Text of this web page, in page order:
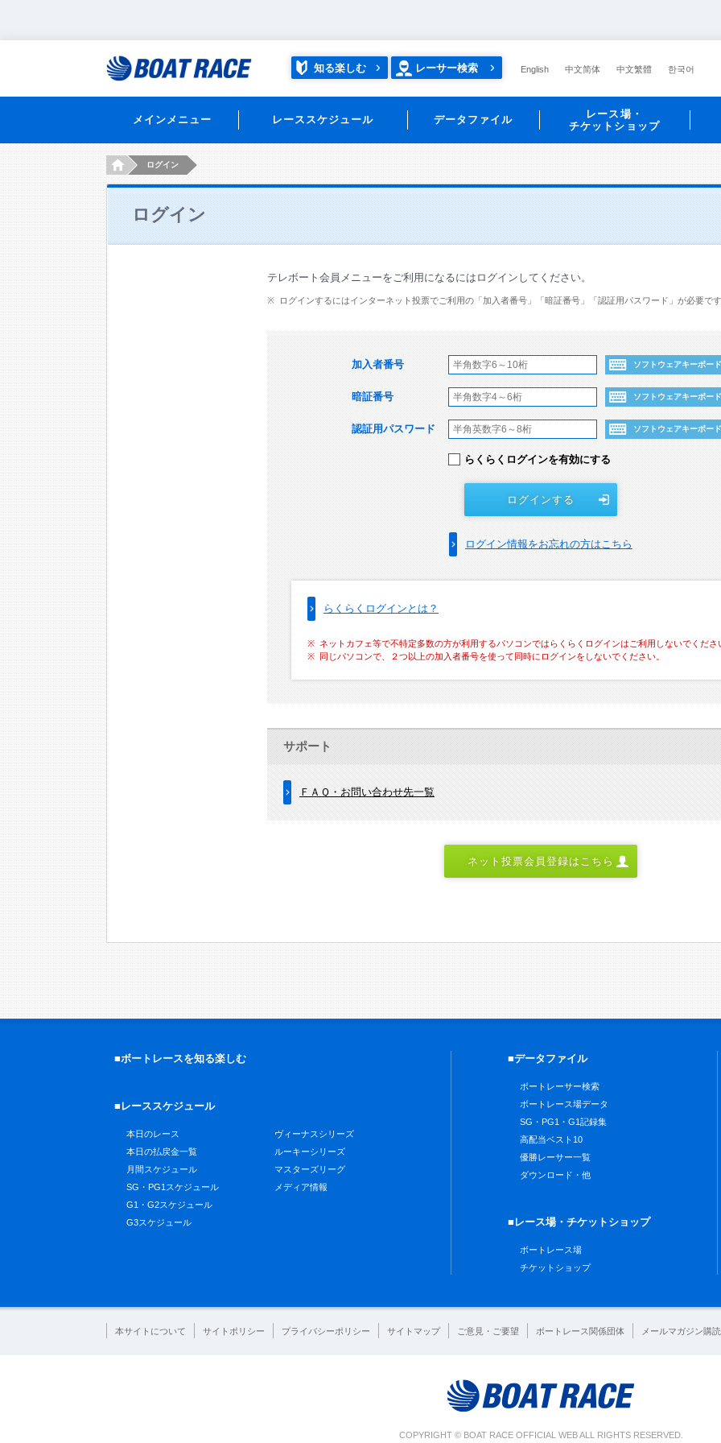
知る楽しむ レーサー検索 English 中文简体 中文繁體 한국어
メインメニュー レーススケジュール データファイル
レース場・
チケットショップ
HOMEログイン
ログイン
テレボート会員メニューをご利用になるにはログインしてください。
ログインするにはインターネット投票でご利用の「加入者番号」「暗証番号」「認証用パスワード」が必要です
加入者番号 ソフトウェアキーボード
暗証番号 ソフトウェアキーボード
認証用パスワード ソフトウェアキーボード
らくらくログインを有効にする
ログインする
ログイン情報をお忘れの方はこちら
らくらくログインとは？
ネットカフェ等で不特定多数の方が利用するパソコンではらくらくログインはご利用しないでくださ
同じパソコンで、２つ以上の加入者番号を使って同時にログインをしないでください。
サポート
ＦＡＱ・お問い合わせ先一覧
ネット投票会員登録はこちら
■ボートレースを知る楽しむ
■レーススケジュール
本日のレース
本日の払戻金一覧
月間スケジュール
SG・PG1スケジュール
G1・G2スケジュール
G3スケジュール
ヴィーナスシリーズ
ルーキーシリーズ
マスターズリーグ
メディア情報
■データファイル
ボートレーサー検索
ボートレース場データ
SG・PG1・G1記録集
高配当ベスト10
優勝レーサー一覧
ダウンロード・他
■レース場・チケットショップ
ボートレース場
チケットショップ
本サイトについて サイトポリシー プライバシーポリシー サイトマップ ご意見・ご要望 ボートレース関係団体 メールマガジン購読
COPYRIGHT © BOAT RACE OFFICIAL WEB ALL RIGHTS RESERVED.